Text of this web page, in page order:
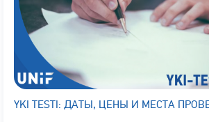
YKI TESTI: ДАТЫ, ЦЕНЫ И МЕСТА